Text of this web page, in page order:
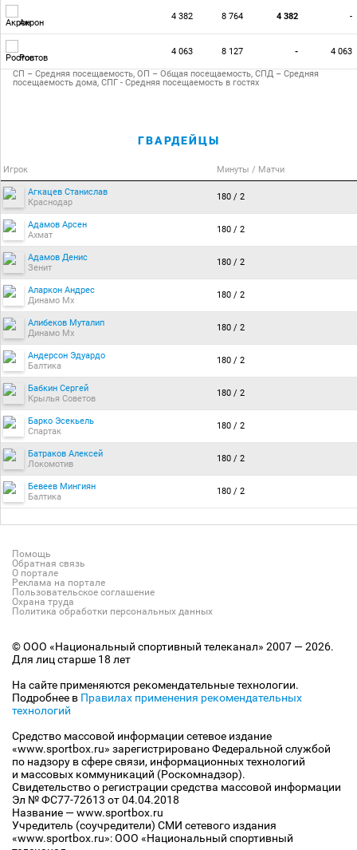
Акрон
4 382 8 764 4 382 -
Ростов
4 063 8 127 - 4 063
СП – Средняя посещаемость, ОП – Общая посещаемость, СПД – Средняя
посещаемость дома, СПГ - Средняя посещаемость в гостях
ГВАРДЕЙЦЫ
Игрок Минуты / Матчи
Агкацев Станислав
Краснодар
180 / 2
Адамов Арсен
Ахмат
180 / 2
Адамов Денис
Зенит
180 / 2
Аларкон Андрес
Динамо Мх
180 / 2
Алибеков Муталип
Динамо Мх
180 / 2
Андерсон Эдуардо
Балтика
180 / 2
Бабкин Сергей
Крылья Советов
180 / 2
Барко Эсекьель
Спартак
180 / 2
Батраков Алексей
Локомотив
180 / 2
Бевеев Мингиян
Балтика
180 / 2
Помощь
Обратная связь
О портале
Реклама на портале
Пользовательское соглашение
Охрана труда
Политика обработки персональных данных
© ООО «Национальный спортивный телеканал» 2007 — 2026.
Для лиц старше 18 лет
На сайте применяются рекомендательные технологии.
Подробнее в Правилах применения рекомендательных
технологий
Средство массовой информации сетевое издание
«www.sportbox.ru» зарегистрировано Федеральной службой
по надзору в сфере связи, информационных технологий
и массовых коммуникаций (Роскомнадзор).
Свидетельство о регистрации средства массовой информации
Эл № ФС77-72613 от 04.04.2018
Название — www.sportbox.ru
Учредитель (соучредители) СМИ сетевого издания
«www.sportbox.ru»: ООО «Национальный спортивный